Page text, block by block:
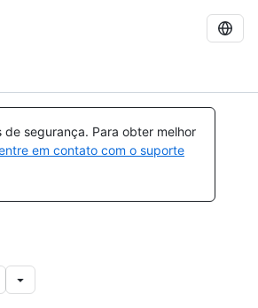
segurança. Para obter melhor
em contato com o suporte